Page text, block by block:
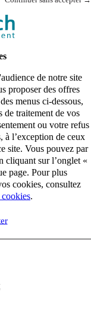
de notre site
proposer des offres
menus ci-dessous,
de traitement de vos
ou votre refus
à l’exception de ceux
site. Vous pouvez par
cliquant sur l’onglet «
page. Pour plus
cookies, consultez